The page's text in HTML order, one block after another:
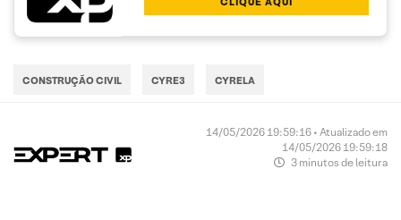
CONSTRUÇÃO CIVIL CYRE3 CYRELA
14/05/2026 19:59:16 • Atualizado em
14/05/2026 19:59:18
3 minutos de leitura